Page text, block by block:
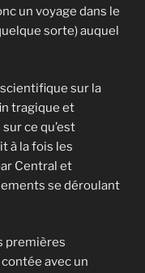
un voyage dans le
sorte) auquel
scientifique sur la
tragique et
ce qu’est
à la fois les
Central et
se déroulant
premières
avec un